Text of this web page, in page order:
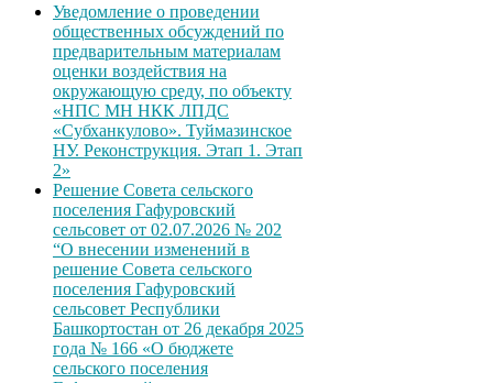
Уведомление о проведении
общественных обсуждений по
предварительным материалам
оценки воздействия на
окружающую среду, по объекту
«НПС МН НКК ЛПДС
«Субханкулово». Туймазинское
НУ. Реконструкция. Этап 1. Этап
2»
Решение Совета сельского
поселения Гафуровский
сельсовет от 02.07.2026 № 202
“О внесении изменений в
решение Совета сельского
поселения Гафуровский
сельсовет Республики
Башкортостан от 26 декабря 2025
года № 166 «О бюджете
сельского поселения